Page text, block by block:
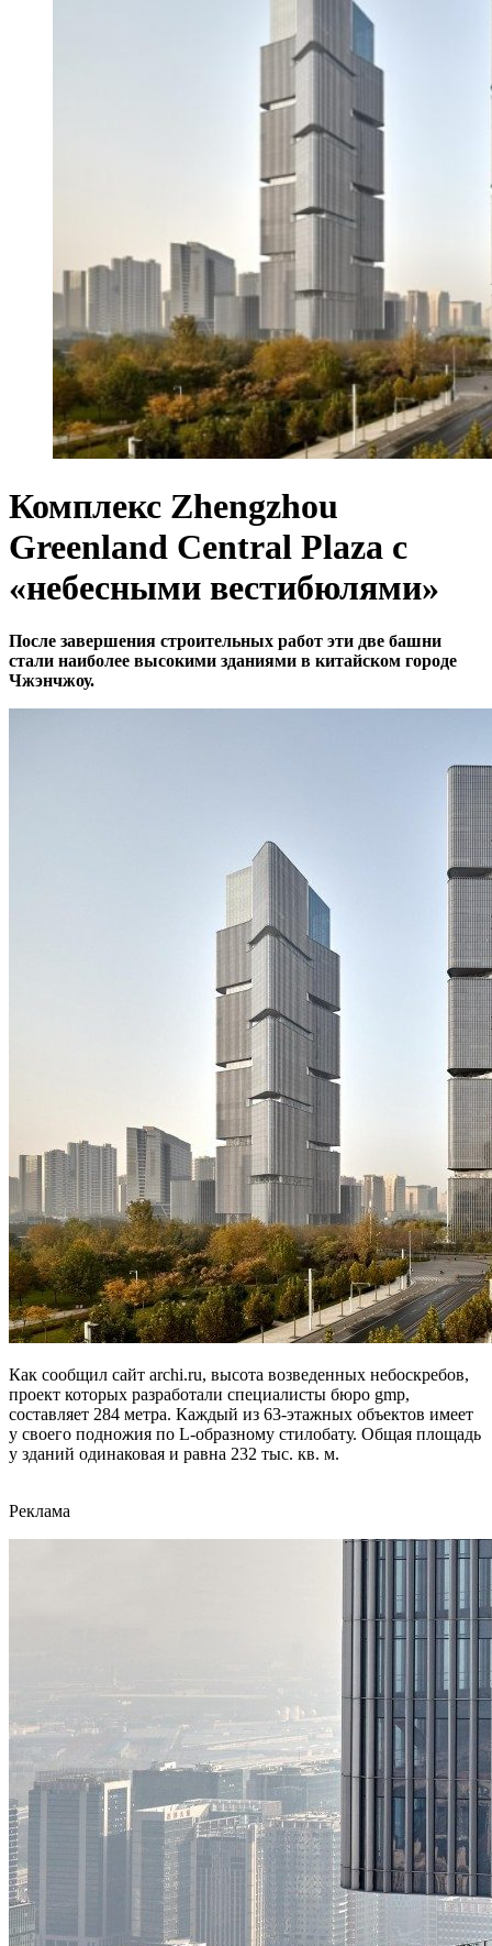
Комплекс Zhengzhou
Greenland Central Plaza с
«небесными вестибюлями»
После завершения строительных работ эти две башни
стали наиболее высокими зданиями в китайском городе
Чжэнчжоу.
Как сообщил сайт archi.ru, высота возведенных небоскребов,
проект которых разработали специалисты бюро gmp,
составляет 284 метра. Каждый из 63-этажных объектов имеет
у своего подножия по L-образному стилобату. Общая площадь
у зданий одинаковая и равна 232 тыс. кв. м.
Реклама